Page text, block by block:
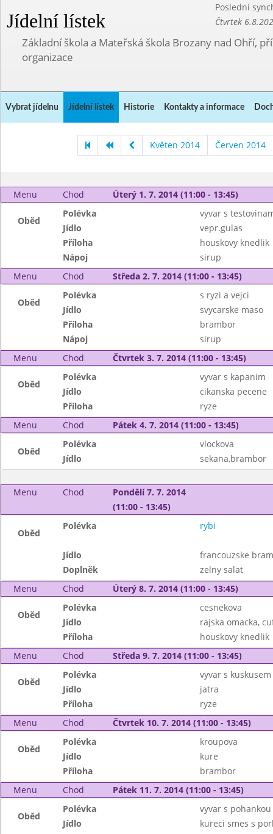
Jídelní lístek
Poslední
Čtvrtek
Základní škola a Mateřská škola Brozany nad Ohří,
organizace
Vybrat jídelnu Jídelní lístek Historie Kontakty a informace
Květen 2014 Červen 2014
Menu Chod Úterý 1. 7. 2014 (11:00 - 13:45)
Oběd
Polévka
vyvar s
Jídlo
vepr.gulas
Příloha
houskovy knedlik
Nápoj
sirup
Menu
Chod Středa 2. 7. 2014 (11:00 - 13:45)
Oběd
Polévka
s ryzi a vejci
Jídlo
svycarske maso
Příloha
brambor
Nápoj
sirup
Menu
Chod Čtvrtek 3. 7. 2014 (11:00 - 13:45)
Oběd
Polévka
vyvar s kapanim
Jídlo
cikanska pecene
Příloha
ryze
Menu
Chod Pátek 4. 7. 2014 (11:00 - 13:45)
Oběd
Polévka
vlockova
Jídlo
sekana,brambor
Menu Chod
Pondělí 7. 7. 2014
(11:00 - 13:45)
Oběd
Polévka rybi
Jídlo
francouzske
Doplněk
zelny salat
Menu
Chod Úterý 8. 7. 2014 (11:00 - 13:45)
Oběd
Polévka
cesnekova
Jídlo
rajska omacka,
Příloha
houskovy knedlik
Menu
Chod Středa 9. 7. 2014 (11:00 - 13:45)
Oběd
Polévka
vyvar s kuskusem
Jídlo
jatra
Příloha
ryze
Menu
Chod Čtvrtek 10. 7. 2014 (11:00 - 13:45)
Oběd
Polévka
kroupova
Jídlo
kure
Příloha
brambor
Menu
Chod Pátek 11. 7. 2014 (11:00 - 13:45)
Oběd
Polévka
vyvar s pohankou
Jídlo
kureci smes s